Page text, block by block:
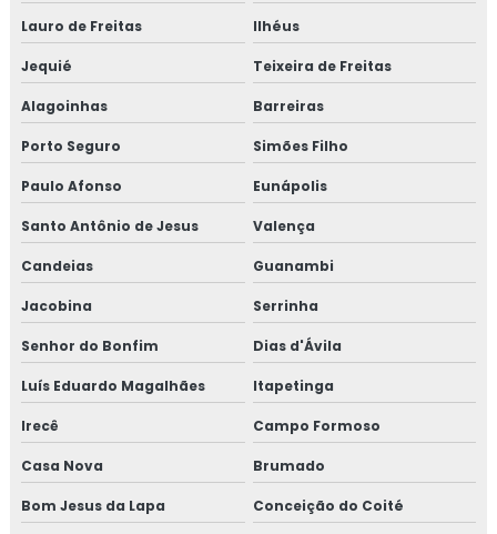
Lauro de Freitas Ilhéus
Jequié Teixeira de Freitas
Alagoinhas Barreiras
Porto Seguro Simões Filho
Paulo Afonso Eunápolis
Santo Antônio de Jesus Valença
Candeias Guanambi
Jacobina Serrinha
Senhor do Bonfim Dias d'Ávila
Luís Eduardo Magalhães Itapetinga
Irecê Campo Formoso
Casa Nova Brumado
Bom Jesus da Lapa Conceição do Coité